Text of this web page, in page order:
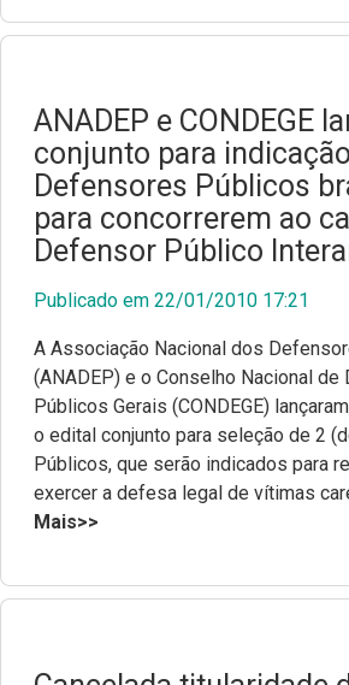
ANADEP e CONDEGE
conjunto para
Defensores Públicos
para concorrerem ao
Defensor Público
Publicado em 22/01/2010 17:21
A Associação Nacional dos
(ANADEP) e o Conselho Nacional de
Públicos Gerais (CONDEGE)
o edital conjunto para seleção de 2
Públicos, que serão indicados para
exercer a defesa legal de vítimas
Mais>>